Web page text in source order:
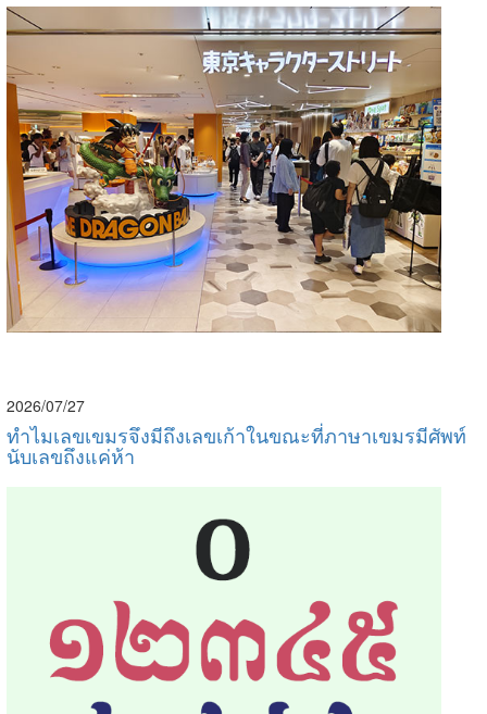
2026/07/27
ทำไมเลขเขมรจึงมีถึงเลขเก้าในขณะที่ภาษาเขมรมีศัพท์
นับเลขถึงแค่ห้า